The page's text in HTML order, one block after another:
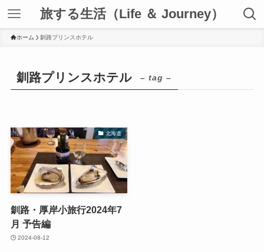
旅する生活（Life ＆ Journey）
ホーム 釧路プリンスホテル
釧路プリンスホテル – tag –
北海道
釧路・厚岸小旅行2024年7
月 予告編
2024-08-12